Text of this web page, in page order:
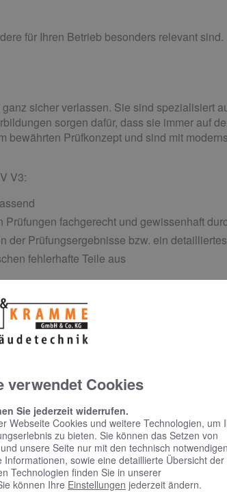
für Ihren Betrieb besonders relevant sind.
sicher verlassen. Sie sind spezialisiert
sorgen dafür, dass sie immer auf
Prüfkonzept und sind mit
V3:
fachgerecht und gewissenhaft
der Prüfungsergebnisse bzw. ein
fehlerhafte Teile aus
geprüfter Sicherheit für Ihren Betrieb
verwendet Cookies
Sie jederzeit widerrufen.
Webseite Cookies und weitere Technologien, um
zu bieten. Sie können das Setzen von
unsere Seite nur mit den technisch notwendigen
Informationen, sowie eine detaillierte Übersicht der
Technologien finden Sie in unserer
können Ihre Einstellungen jederzeit ändern.